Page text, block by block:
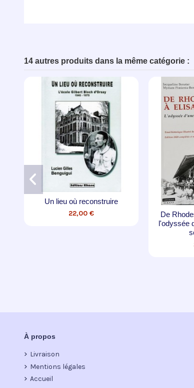
14 autres produits dans la même catégorie :
Destins de "la banalité du mal"
22,50 €
La
À propos
Livraison
Mentions légales
Accueil